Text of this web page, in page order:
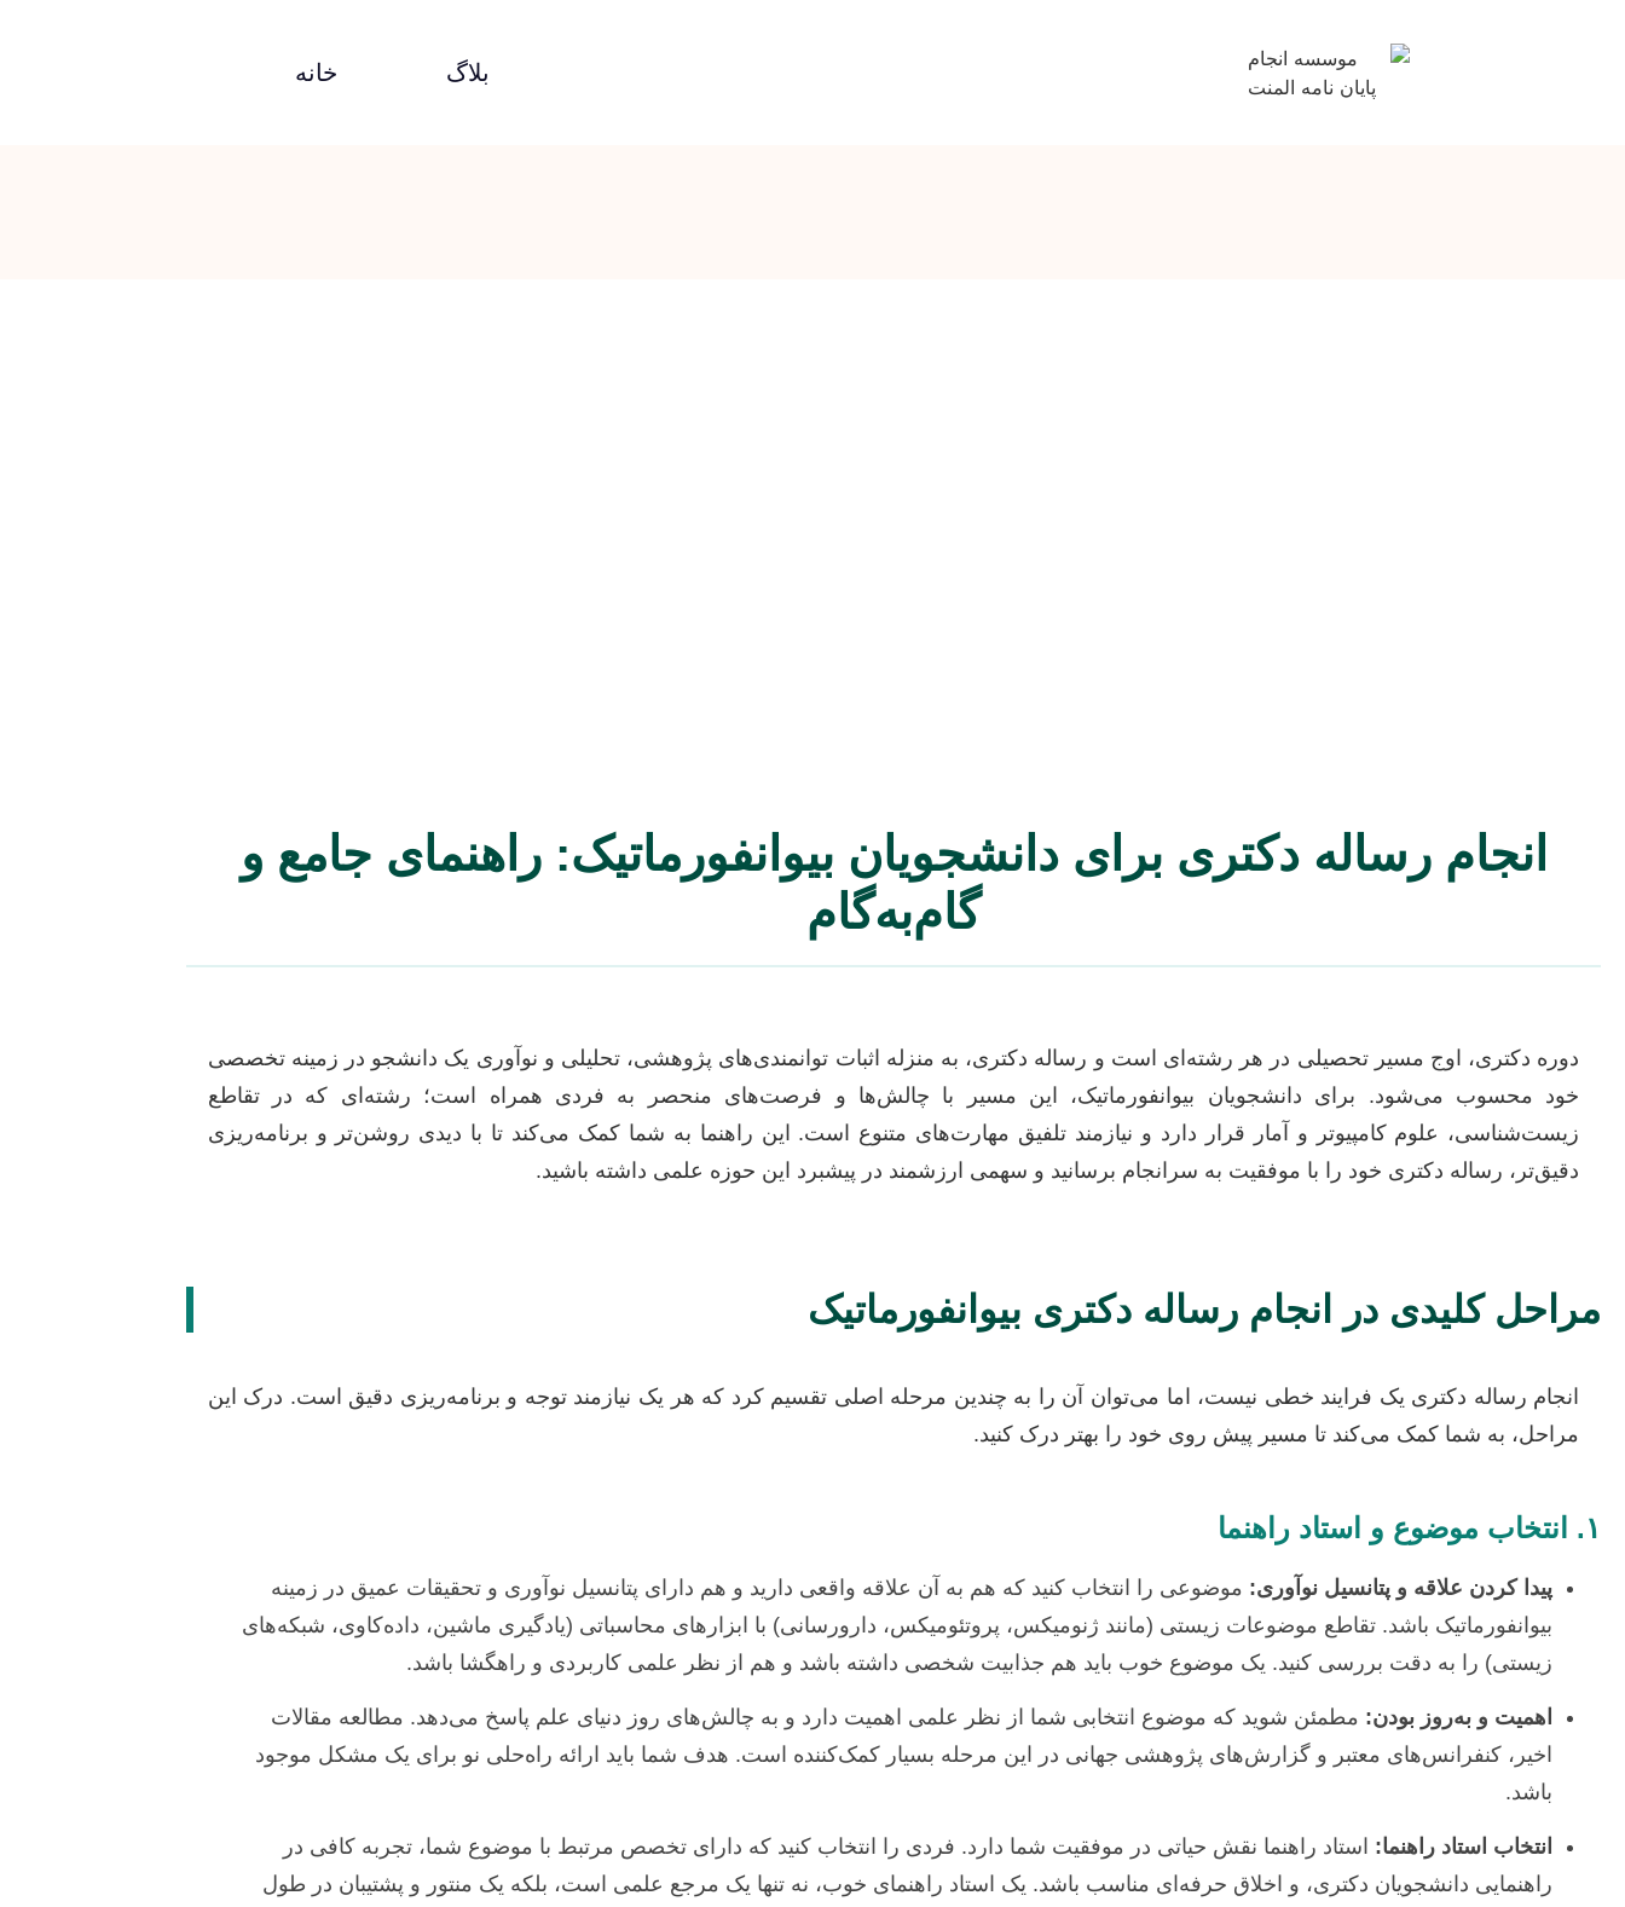
خانه بلاگ
انجام رساله دکتری برای دانشجویان بیوانفورماتیک: راهنمای جامع و
گام‌به‌گام
دوره دکتری، اوج مسیر تحصیلی در هر رشته‌ای است و رساله دکتری، به منزله اثبات توانمندی‌های پژوهشی، تحلیلی و نوآوری یک دانشجو در زمینه تخصصی
خود محسوب می‌شود. برای دانشجویان بیوانفورماتیک، این مسیر با چالش‌ها و فرصت‌های منحصر به فردی همراه است؛ رشته‌ای که در تقاطع
زیست‌شناسی، علوم کامپیوتر و آمار قرار دارد و نیازمند تلفیق مهارت‌های متنوع است. این راهنما به شما کمک می‌کند تا با دیدی روشن‌تر و برنامه‌ریزی
دقیق‌تر، رساله دکتری خود را با موفقیت به سرانجام برسانید و سهمی ارزشمند در پیشبرد این حوزه علمی داشته باشید.
مراحل کلیدی در انجام رساله دکتری بیوانفورماتیک
انجام رساله دکتری یک فرایند خطی نیست، اما می‌توان آن را به چندین مرحله اصلی تقسیم کرد که هر یک نیازمند توجه و برنامه‌ریزی دقیق است. درک این
مراحل، به شما کمک می‌کند تا مسیر پیش روی خود را بهتر درک کنید.
۱. انتخاب موضوع و استاد راهنما
پیدا کردن علاقه و پتانسیل نوآوری: موضوعی را انتخاب کنید که هم به آن علاقه واقعی دارید و هم دارای پتانسیل نوآوری و تحقیقات عمیق در زمینه
بیوانفورماتیک باشد. تقاطع موضوعات زیستی (مانند ژنومیکس، پروتئومیکس، دارورسانی) با ابزارهای محاسباتی (یادگیری ماشین، داده‌کاوی، شبکه‌های
زیستی) را به دقت بررسی کنید. یک موضوع خوب باید هم جذابیت شخصی داشته باشد و هم از نظر علمی کاربردی و راهگشا باشد.
اهمیت و به‌روز بودن: مطمئن شوید که موضوع انتخابی شما از نظر علمی اهمیت دارد و به چالش‌های روز دنیای علم پاسخ می‌دهد. مطالعه مقالات
اخیر، کنفرانس‌های معتبر و گزارش‌های پژوهشی جهانی در این مرحله بسیار کمک‌کننده است. هدف شما باید ارائه راه‌حلی نو برای یک مشکل موجود
باشد.
انتخاب استاد راهنما: استاد راهنما نقش حیاتی در موفقیت شما دارد. فردی را انتخاب کنید که دارای تخصص مرتبط با موضوع شما، تجربه کافی در
راهنمایی دانشجویان دکتری، و اخلاق حرفه‌ای مناسب باشد. یک استاد راهنمای خوب، نه تنها یک مرجع علمی است، بلکه یک منتور و پشتیبان در طول